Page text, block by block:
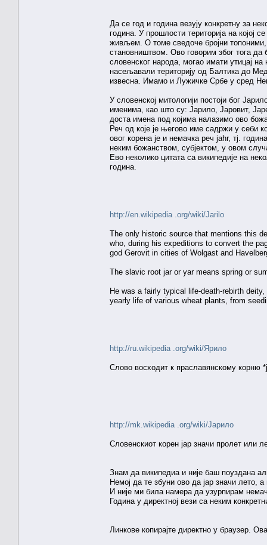
Да се год и година везују конкретну за
година. У прошлости територија на којој
живљем. О томе сведоче бројни
становништвом. Ово говорим због тога да
словенског народа, могао имати утицај
насељавали територију од Балтика до
извесна. Имамо и Лужичке Србе у сред
У словенској митологији постоји бог
именима, као што су: Јарило, Јаровит,
доста имена под којима налазимо ово
Реч од које је његово име садржи у себи
овог корена је и немачка реч jahr, тј.
неким божанством, субјектом, у овом
Ево неколико цитата са википедије на
година.
http://en.wikipedia .org/wiki/Jarilo
The only historic source that mentions this
who, during his expeditions to convert the
god Gerovit in cities of Wolgast and
The slavic root jar or yar means spring or
He was a fairly typical life-death-rebirth
yearly life of various wheat plants, from
http://ru.wikipedia .org/wiki/Ярило
Слово восходит к праславянскому корню
http://mk.wikipedia .org/wiki/Јарило
Словенскиот корен јар значи пролет или
Знам да википедиа и није баш поуздана
Немој да те збуни ово да јар значи лето,
И није ми била намера да узурпирам
Година у директној вези са неким
Линкове копирајте директно у браузер.